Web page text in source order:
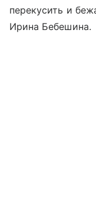
перекусить и
Ирина Бебешина.